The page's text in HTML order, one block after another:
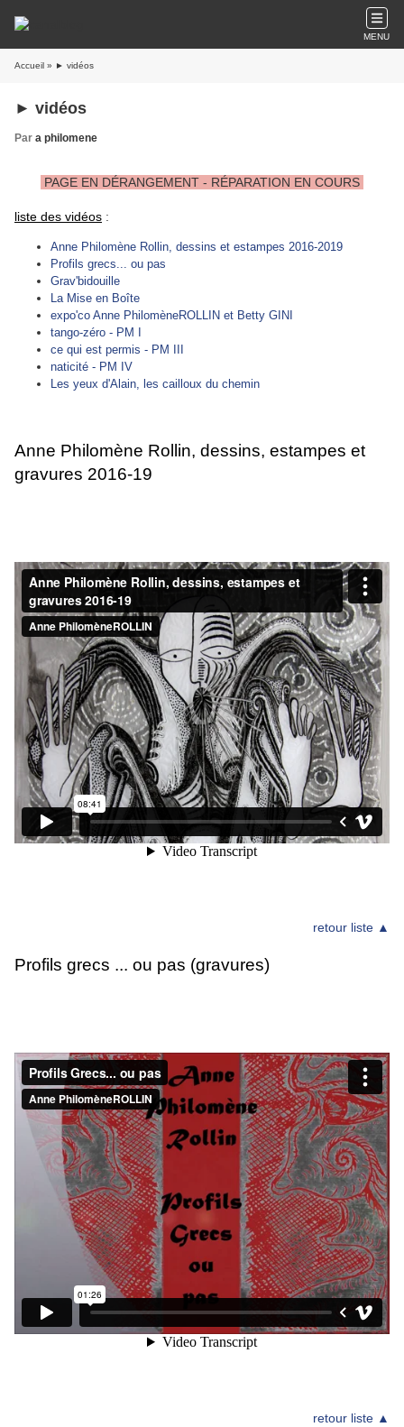
MENU
Accueil » ► vidéos
► vidéos
Par a philomene
PAGE EN DÉRANGEMENT - RÉPARATION EN COURS
liste des vidéos :
Anne Philomène Rollin, dessins et estampes 2016-2019
Profils grecs... ou pas
Grav'bidouille
La Mise en Boîte
expo'co Anne PhilomèneROLLIN et Betty GINI
tango-zéro - PM I
ce qui est permis - PM III
naticité - PM IV
Les yeux d'Alain, les cailloux du chemin
Anne Philomène Rollin, dessins, estampes et
gravures 2016-19
retour liste ▲
Profils grecs ... ou pas (gravures)
retour liste ▲